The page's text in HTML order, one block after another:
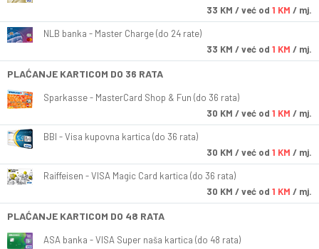
33 KM / već od 1 KM / mj.
NLB banka - Master Charge (do 24 rate)
33 KM / već od 1 KM / mj.
PLAĆANJE KARTICOM DO 36 RATA
Sparkasse - MasterCard Shop & Fun (do 36 rata)
30 KM / već od 1 KM / mj.
BBI - Visa kupovna kartica (do 36 rata)
30 KM / već od 1 KM / mj.
Raiffeisen - VISA Magic Card kartica (do 36 rata)
30 KM / već od 1 KM / mj.
PLAĆANJE KARTICOM DO 48 RATA
ASA banka - VISA Super naša kartica (do 48 rata)